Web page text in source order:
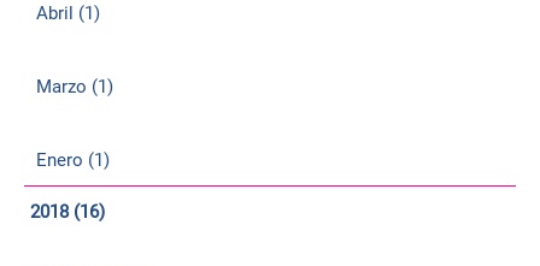
Abril (1)
Marzo (1)
Enero (1)
2018 (16)